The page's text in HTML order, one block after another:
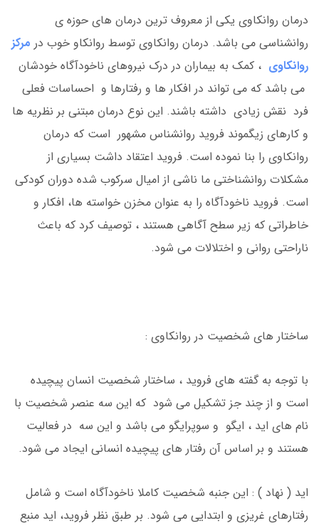
درمان روانکاوی یکی از معروف ترین درمان های حوزه ی
روانشناسی می باشد. درمان روانکاوی توسط روانکاو خوب در مرکز
روانکاوی ، کمک به بیماران در درک نیروهای ناخودآگاه خودشان
می باشد که می تواند در افکار ها و رفتارها و احساسات فعلی
فرد نقش زیادی داشته باشند. این نوع درمان مبتنی بر نظریه ها
و کارهای زیگموند فروید روانشناس مشهور است که درمان
روانکاوی را بنا نموده است. فروید اعتقاد داشت بسیاری از
مشکلات روانشناختی ما ناشی از امیال سرکوب شده دوران کودکی
است. فروید ناخودآگاه را به عنوان مخزن خواسته ها، افکار و
خاطراتی که زیر سطح آگاهی هستند ، توصیف کرد که باعث
ناراحتی روانی و اختلالات می شود.
ساختار های شخصیت در روانکاوی :
با توجه به گفته های فروید ، ساختار شخصیت انسان پیچیده
است و از چند جز تشکیل می شود که این سه عنصر شخصیت با
نام های اید ، ایگو و سوپرایگو می باشد و این سه در فعالیت
هستند و بر اساس آن رفتار های پیچیده انسانی ایجاد می شود.
اید ( نهاد ) : این جنبه شخصیت کاملا ناخودآگاه است و شامل
رفتارهای غریزی و ابتدایی می شود. بر طبق نظر فروید، اید منبع